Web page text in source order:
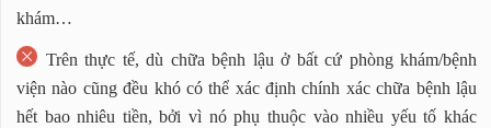
khám…
Trên thực tế, dù chữa bệnh lậu ở bất cứ phòng khám/bệnh
viện nào cũng đều khó có thể xác định chính xác chữa bệnh lậu
hết bao nhiêu tiền, bởi vì nó phụ thuộc vào nhiều yếu tố khác